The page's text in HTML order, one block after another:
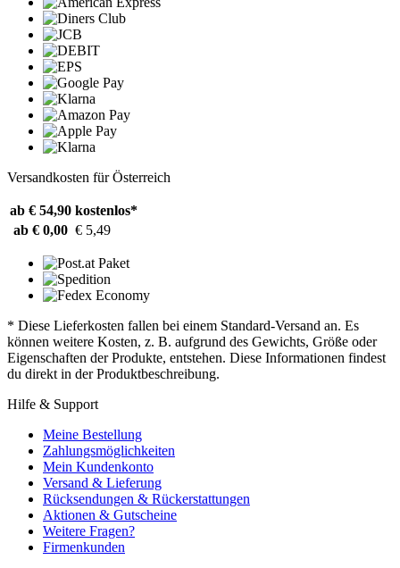
Versandkosten für Österreich
ab € 54,90 kostenlos*
ab € 0,00 € 5,49
* Diese Lieferkosten fallen bei einem Standard-Versand an. Es
können weitere Kosten, z. B. aufgrund des Gewichts, Größe oder
Eigenschaften der Produkte, entstehen. Diese Informationen findest
du direkt in der Produktbeschreibung.
Hilfe & Support
Meine Bestellung
Zahlungsmöglichkeiten
Mein Kundenkonto
Versand & Lieferung
Rücksendungen & Rückerstattungen
Aktionen & Gutscheine
Weitere Fragen?
Firmenkunden